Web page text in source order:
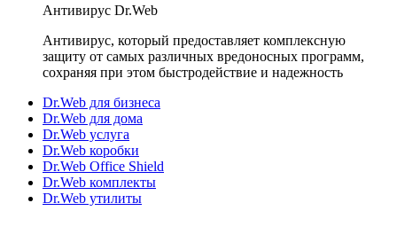
Антивирус Dr.Web
Антивирус, который предоставляет комплексную
защиту от самых различных вредоносных программ,
сохраняя при этом быстродействие и надежность
Dr.Web для бизнеса
Dr.Web для дома
Dr.Web услуга
Dr.Web коробки
Dr.Web Office Shield
Dr.Web комплекты
Dr.Web утилиты